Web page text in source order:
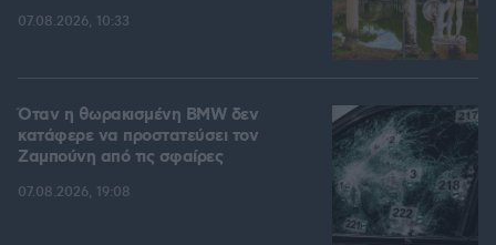
07.08.2026, 10:33
Όταν η θωρακισμένη BMW δεν
κατάφερε να προστατεύσει τον
Ζαμπούνη από τις σφαίρες
07.08.2026, 19:08